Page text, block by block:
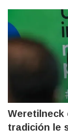
Weretilneck
tradición le